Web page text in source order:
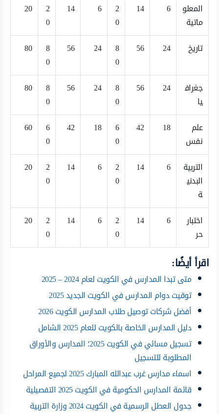
المعلو
ماتية
6
14
2
0
6
14
2
0
20
تاريخ 24
56
8
0
24
56
8
0
80
جغراف
يا
24
56
8
0
24
56
8
0
80
علم
نفس
18
42
6
0
18
42
6
0
60
التربية
البدني
ة
6
14
2
0
6
14
2
0
20
اختبار
حر
6
14
2
0
6
14
2
0
20
اقرأ أيضًا:
متى تبدا المدارس في الكويت لعام 2024 – 2025
توقيت دوام المدارس في الكويت الجديد 2025
أفضل شركات توصيل طلاب المدارس الكويت 2026
دليل المدارس الخاصة بالكويت للعام 2025 الشامل
تسجيل مسائي في الكويت 2025؛ المدارس والأوراق
المطلوبة للتسجيل
اسماء مدارس غرب عبدالله المبارك 2025 لجميع المراحل
قائمة المدارس الحكومية في الكويت 2025 التفصيلية
جدول العطل الرسمية في الكويت 2024 وزارة التربية